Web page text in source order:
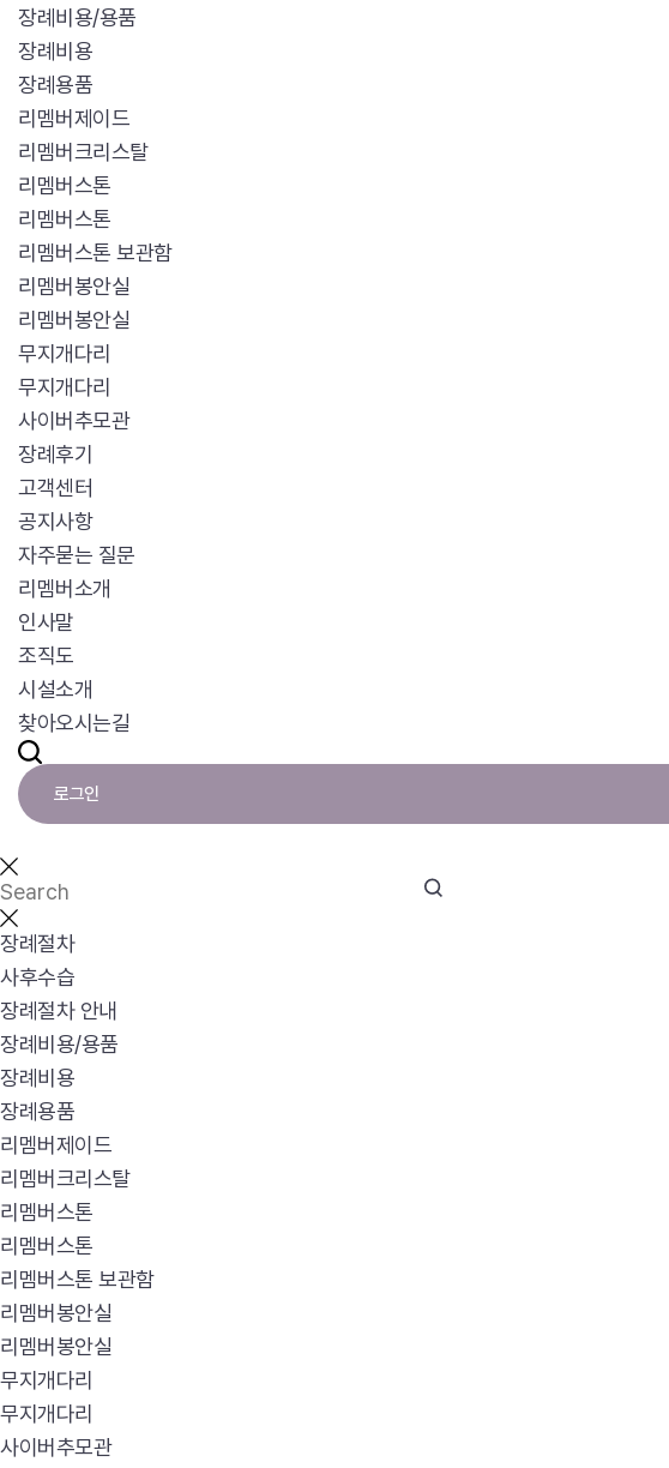
장례비용/용품
장례비용
장례용품
리멤버제이드
리멤버크리스탈
리멤버스톤
리멤버스톤
리멤버스톤 보관함
리멤버봉안실
리멤버봉안실
무지개다리
무지개다리
사이버추모관
장례후기
고객센터
공지사항
자주묻는 질문
리멤버소개
인사말
조직도
시설소개
찾아오시는길
로그인
장례절차
사후수습
장례절차 안내
장례비용/용품
장례비용
장례용품
리멤버제이드
리멤버크리스탈
리멤버스톤
리멤버스톤
리멤버스톤 보관함
리멤버봉안실
리멤버봉안실
무지개다리
무지개다리
사이버추모관